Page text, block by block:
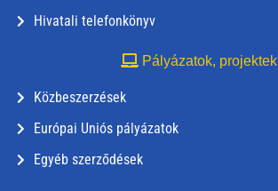
Hivatali telefonkönyv
Pályázatok, projektek
Közbeszerzések
Európai Uniós pályázatok
Egyéb szerződések